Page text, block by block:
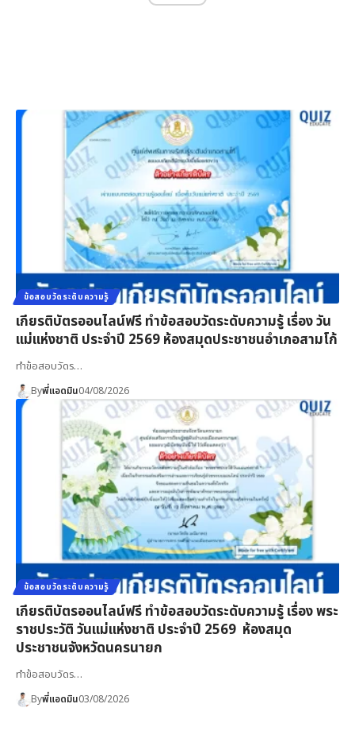
ข้อสอบวัดระดับความรู้
เกียรติบัตรออนไลน์ฟรี ทำข้อสอบวัดระดับความรู้ เรื่อง วัน
แม่แห่งชาติ ประจำปี 2569 ห้องสมุดประชาชนอำเภอสามโก้
ทำข้อสอบวัดร…
Byพี่แอดมิน04/08/2026
ข้อสอบวัดระดับความรู้
เกียรติบัตรออนไลน์ฟรี ทำข้อสอบวัดระดับความรู้ เรื่อง พระ
ราชประวัติ วันแม่แห่งชาติ ประจำปี 2569 ห้องสมุด
ประชาชนจังหวัดนครนายก
ทำข้อสอบวัดร…
Byพี่แอดมิน03/08/2026